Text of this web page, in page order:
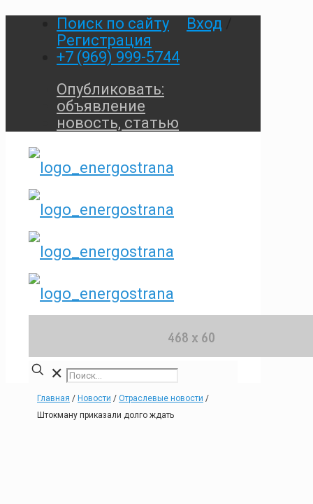
Поиск по сайту Вход
Регистрация
+7 (969) 999-5744
Опубликовать:
объявление
новость, статью
✕
Главная / Новости / Отраслевые новости /
Штокману приказали долго ждать